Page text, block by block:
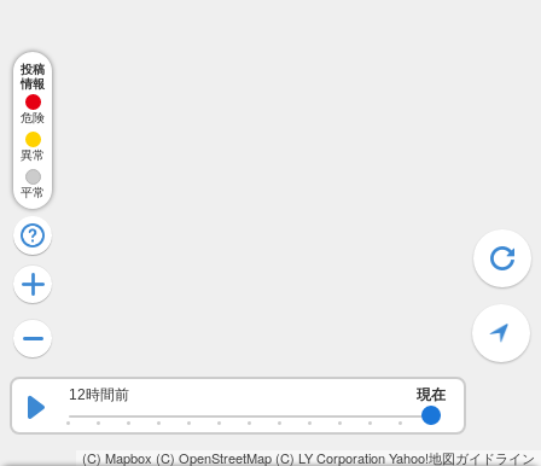
(C) Mapbox (C) OpenStreetMap(C) LY CorporationYahoo!地図ガイドライン
12時間前 現在
投稿
情報
危険
異常
平常